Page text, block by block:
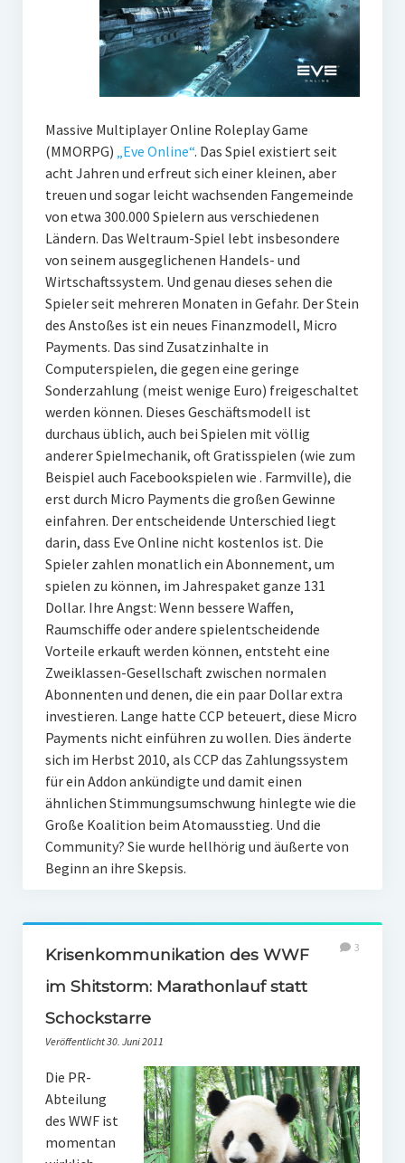
Massive Multiplayer Online Roleplay Game
(MMORPG) „Eve Online“. Das Spiel existiert seit
acht Jahren und erfreut sich einer kleinen, aber
treuen und sogar leicht wachsenden Fangemeinde
von etwa 300.000 Spielern aus verschiedenen
Ländern. Das Weltraum-Spiel lebt insbesondere
von seinem ausgeglichenen Handels- und
Wirtschaftssystem. Und genau dieses sehen die
Spieler seit mehreren Monaten in Gefahr. Der Stein
des Anstoßes ist ein neues Finanzmodell, Micro
Payments. Das sind Zusatzinhalte in
Computerspielen, die gegen eine geringe
Sonderzahlung (meist wenige Euro) freigeschaltet
werden können. Dieses Geschäftsmodell ist
durchaus üblich, auch bei Spielen mit völlig
anderer Spielmechanik, oft Gratisspielen (wie zum
Beispiel auch Facebookspielen wie . Farmville), die
erst durch Micro Payments die großen Gewinne
einfahren. Der entscheidende Unterschied liegt
darin, dass Eve Online nicht kostenlos ist. Die
Spieler zahlen monatlich ein Abonnement, um
spielen zu können, im Jahrespaket ganze 131
Dollar. Ihre Angst: Wenn bessere Waffen,
Raumschiffe oder andere spielentscheidende
Vorteile erkauft werden können, entsteht eine
Zweiklassen-Gesellschaft zwischen normalen
Abonnenten und denen, die ein paar Dollar extra
investieren. Lange hatte CCP beteuert, diese Micro
Payments nicht einführen zu wollen. Dies änderte
sich im Herbst 2010, als CCP das Zahlungssystem
für ein Addon ankündigte und damit einen
ähnlichen Stimmungsumschwung hinlegte wie die
Große Koalition beim Atomausstieg. Und die
Community? Sie wurde hellhörig und äußerte von
Beginn an ihre Skepsis.
Krisenkommunikation des WWF
im Shitstorm: Marathonlauf statt
Schockstarre
Veröffentlicht 30. Juni 2011
3
Die PR-
Abteilung
des WWF ist
momentan